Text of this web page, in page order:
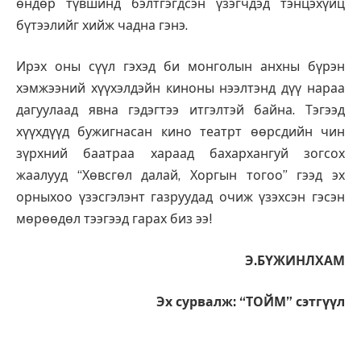
өндөр түвшинд бэлтгэгдсэн үзэгчдэд тэнцэхүйц
бүтээлийг хийж чадна гэнэ.
Ирэх оны сүүл гэхэд би монголын анхны бүрэн
хэмжээний хүүхэлдэйн киноны нээлтэнд дүү нараа
дагуулаад явна гэдэгтээ итгэлтэй байна. Тэгээд
хүүхдүүд бужигнасан кино театрт өөрсдийн чин
зүрхний баатраа хараад бахархангуй зогсох
жаалууд “Хөвсгөл далай, Хоргын тогоо” гээд эх
орныхоо үзэсгэлэнт газруудад очиж үзэхсэн гэсэн
мөрөөдөл тээгээд гарах биз ээ!
Э.БҮЖИНЛХАМ
Эх сурвалж: “ТОЙМ” сэтгүүл